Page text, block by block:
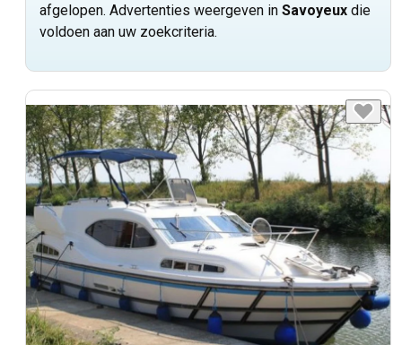
afgelopen. Advertenties weergeven in Savoyeux die
voldoen aan uw zoekcriteria.